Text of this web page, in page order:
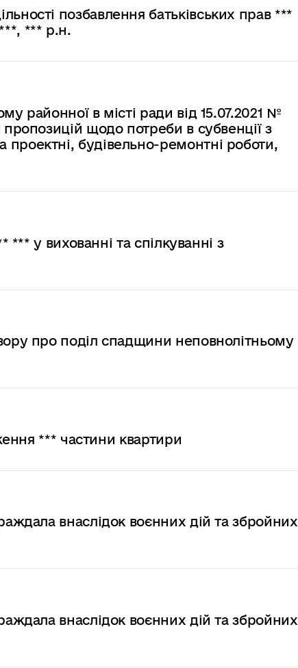
позбавлення батьківських прав ***
*** р.н.
районної в місті ради від 15.07.2021 №
щодо потреби в субвенції з
будівельно-ремонтні роботи,
у вихованні та спілкуванні з
про поділ спадщини неповнолітньому
*** частини квартири
внаслідок воєнних дій та збройних
внаслідок воєнних дій та збройних